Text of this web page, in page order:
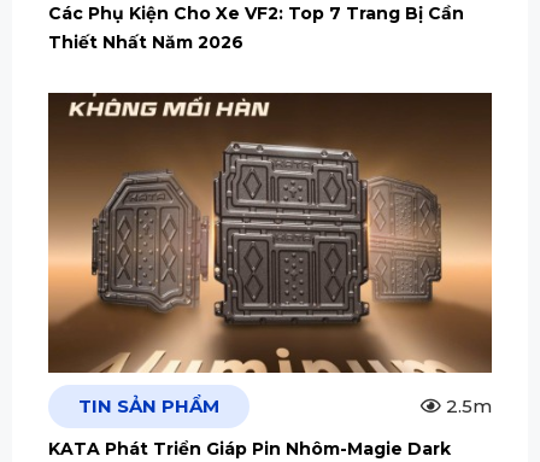
Các Phụ Kiện Cho Xe VF2: Top 7 Trang Bị Cần
Thiết Nhất Năm 2026
TIN SẢN PHẨM 2.5m
KATA Phát Triển Giáp Pin Nhôm-Magie Dark